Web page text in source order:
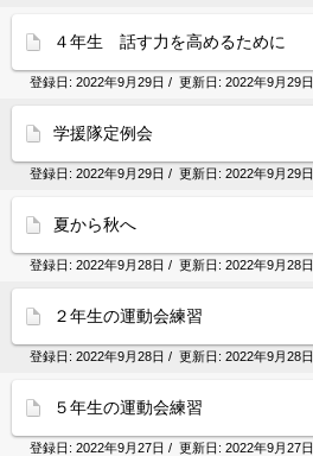
４年生 話す力を高めるために
登録日: 2022年9月29日 / 更新日: 2022年9月29日
学援隊定例会
登録日: 2022年9月29日 / 更新日: 2022年9月29日
夏から秋へ
登録日: 2022年9月28日 / 更新日: 2022年9月28日
２年生の運動会練習
登録日: 2022年9月28日 / 更新日: 2022年9月28日
５年生の運動会練習
登録日: 2022年9月27日 / 更新日: 2022年9月27日